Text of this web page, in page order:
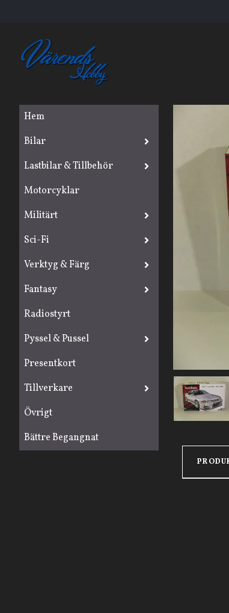
Hem
Bilar
Lastbilar & Tillbehör
Motorcyklar
Militärt
Sci-Fi
Verktyg & Färg
Fantasy
Radiostyrt
Pyssel & Pussel
Presentkort
Tillverkare
Övrigt
Bättre Begangnat